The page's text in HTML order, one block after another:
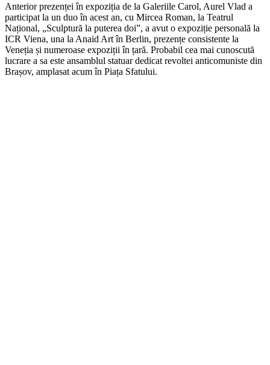
Anterior prezenței în expoziția de la Galeriile Carol, Aurel Vlad a
participat la un duo în acest an, cu Mircea Roman, la Teatrul
Național, „Sculptură la puterea doi”, a avut o expoziție personală la
ICR Viena, una la Anaid Art în Berlin, prezențe consistente la
Veneția și numeroase expoziții în țară. Probabil cea mai cunoscută
lucrare a sa este ansamblul statuar dedicat revoltei anticomuniste din
Brașov, amplasat acum în Piața Sfatului.